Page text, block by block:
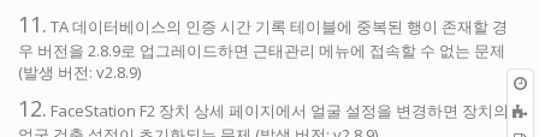
11. TA 데이터베이스의 인증 시간 기록 테이블에 중복된 행이 존재할 경
우 버전을 2.8.9로 업그레이드하면 근태관리 메뉴에 접속할 수 없는 문제
(발생 버전: v2.8.9)
12. FaceStation F2 장치 상세 페이지에서 얼굴 설정을 변경하면 장치의